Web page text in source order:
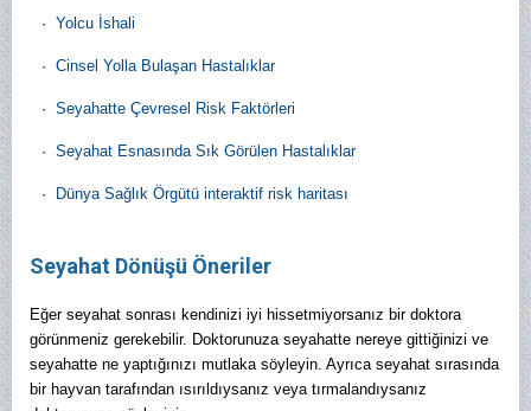
· Yolcu İshali
· Cinsel Yolla Bulaşan Hastalıklar
· Seyahatte Çevresel Risk Faktörleri
· Seyahat Esnasında Sık Görülen Hastalıklar
· Dünya Sağlık Örgütü interaktif risk haritası
Seyahat Dönüşü Öneriler
Eğer seyahat sonrası kendinizi iyi hissetmiyorsanız bir doktora
görünmeniz gerekebilir. Doktorunuza seyahatte nereye gittiğinizi ve
seyahatte ne yaptığınızı mutlaka söyleyin. Ayrıca seyahat sırasında
bir hayvan tarafından ısırıldıysanız veya tırmalandıysanız